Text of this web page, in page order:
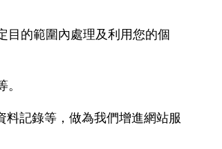
目的範圍內處理及利用您的個
記錄等，做為我們增進網站服